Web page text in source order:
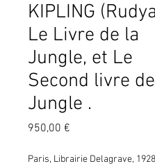
KIPLING
Le Livre de la
Jungle, et Le
Second livre
Jungle .
950,00 €
Paris, Librairie Delagrave,